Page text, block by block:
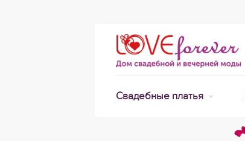
Свадебные платья